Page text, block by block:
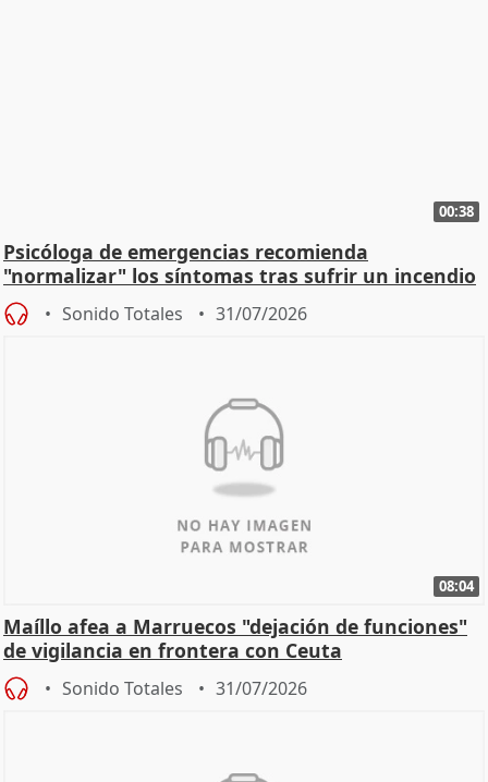
00:38
Psicóloga de emergencias recomienda
"normalizar" los síntomas tras sufrir un incendio
Sonido Totales 31/07/2026
08:04
Maíllo afea a Marruecos "dejación de funciones"
de vigilancia en frontera con Ceuta
Sonido Totales 31/07/2026